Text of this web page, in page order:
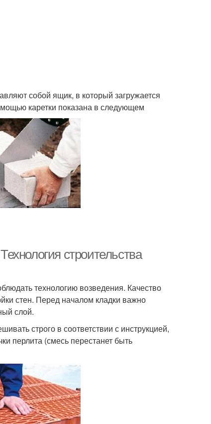
собой ящик, в который загружается
каретки показана в следующем
строительства
технологию возведения. Качество
стен. Перед началом кладки важно
слой.
строго в соответствии с инструкцией,
перлита (смесь перестанет быть